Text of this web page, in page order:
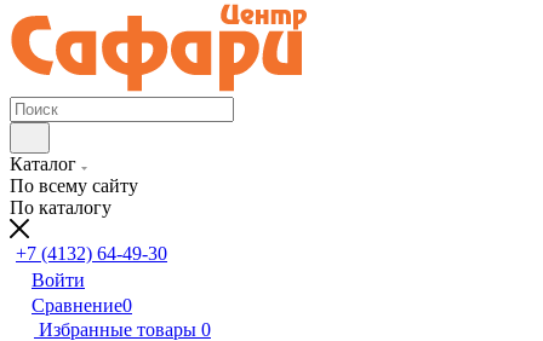
Каталог
По всему сайту
По каталогу
+7 (4132) 64-49-30
Войти
Сравнение0
Избранные товары 0